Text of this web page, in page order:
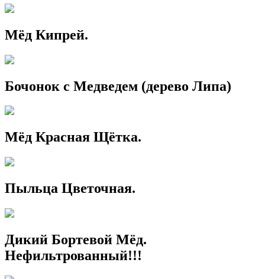
Мёд Кипрей.
Бочонок с Медведем (дерево Липа)
Мёд Красная Щётка.
Пыльца Цветочная.
Дикий Бортевой Мёд.
Нефильтрованный!!!